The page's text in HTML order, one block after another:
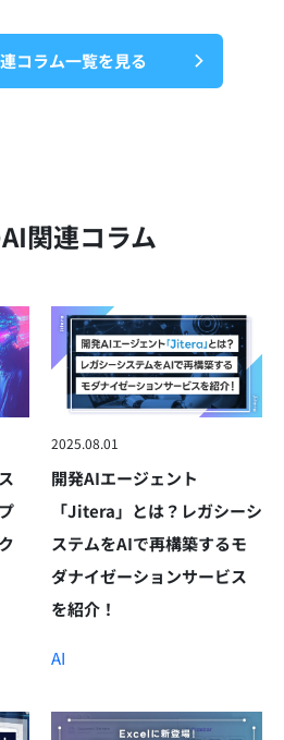
コラム一覧を見る
関連コラム
2025.08.01
開発AIエージェント
「Jitera」とは？レガシーシ
ステムをAIで再構築するモ
ダナイゼーションサービス
を紹介！
AI